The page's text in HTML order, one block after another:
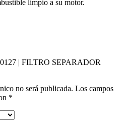
limpio a su motor.
| FILTRO SEPARADOR
no será publicada. Los campos
*